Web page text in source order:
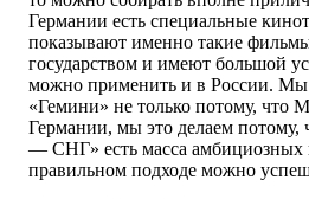
Германии есть специальные
показывают именно такие
государством и имеют большой
можно применить и в России. Мы
«Гемини» не только потому, что
Германии, мы это делаем потому,
— СНГ» есть масса амбициозных
правильном подходе можно